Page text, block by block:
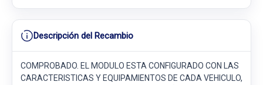
Descripción del Recambio
COMPROBADO. EL MODULO ESTA CONFIGURADO CON LAS
CARACTERISTICAS Y EQUIPAMIENTOS DE CADA VEHICULO,